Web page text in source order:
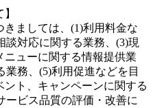
ましては、(1)利用料金な
談対応に関する業務、(3)現
ューに関する情報提供業
務、(5)利用促進などを目
ト、キャンペーンに関する
ービス品質の評価・改善に